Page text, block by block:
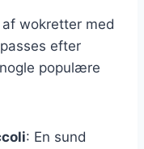
wokretter med
efter
populære
: En sund